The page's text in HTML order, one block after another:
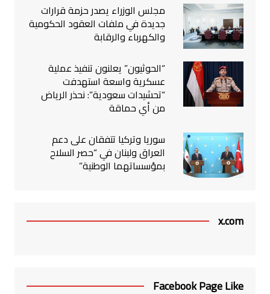
مجلس الوزراء يصدر حزمة قرارات
جديدة في ملفات العقود الحكومية
والكهرباء والرقابة
“الحوثيون” يعلنون تنفيذ عملية
عسكرية واسعة استهدفت
“تحشيدات سعودية”: نحذر الرياض
من أي حماقة
سوريا وتركيا تتفقان على دعم
العراق ولبنان في “حصر السلاح
بمؤسساتهما الوطنية”
x.com
Facebook Page Like